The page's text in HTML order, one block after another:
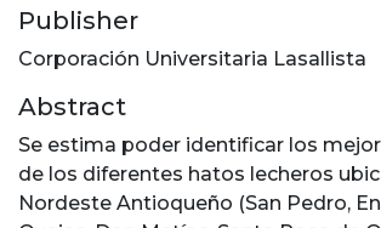
Publisher
Corporación Universitaria Lasallista
Abstract
Se estima poder identificar los
de los diferentes hatos lecheros
Nordeste Antioqueño (San Pedro,